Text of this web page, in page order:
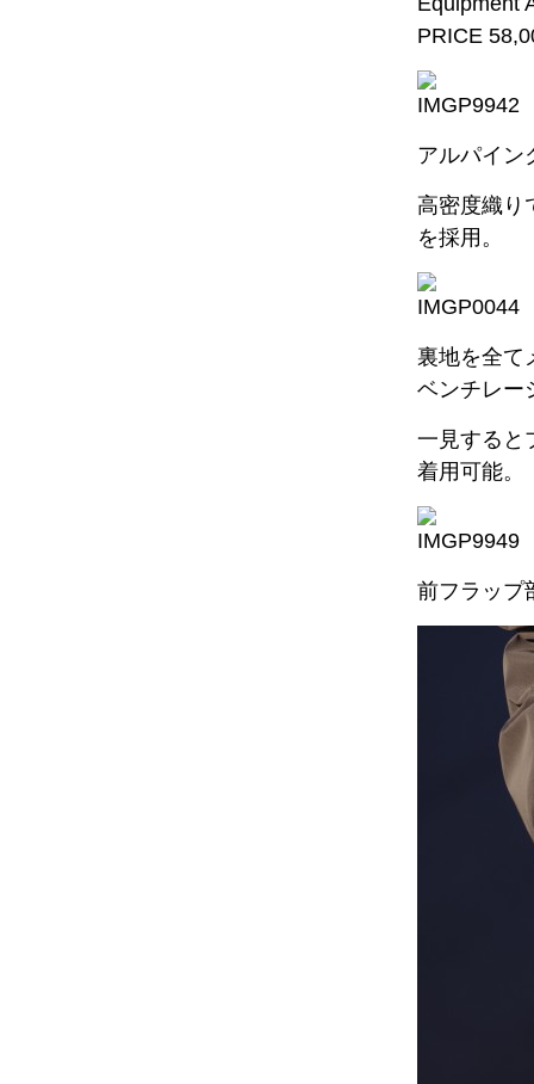
PRICE
アルパイン
高密度織り
を採用。
裏地を全て
ベンチレー
一見すると
着用可能。
前フラップ